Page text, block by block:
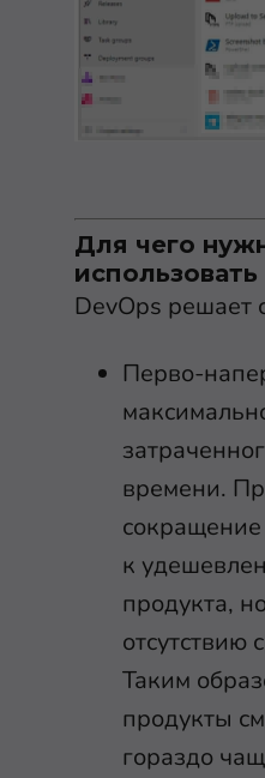
Для чего
DevOps решает
Перво-
времени.
сокращение
к
продукта,
отсутствию
Таким
продукты
гораздо